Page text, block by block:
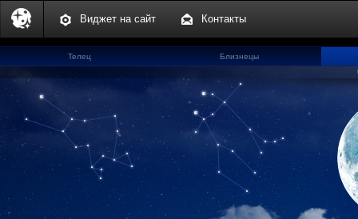
Виджет на сайт Контакты
Телец
Близнецы